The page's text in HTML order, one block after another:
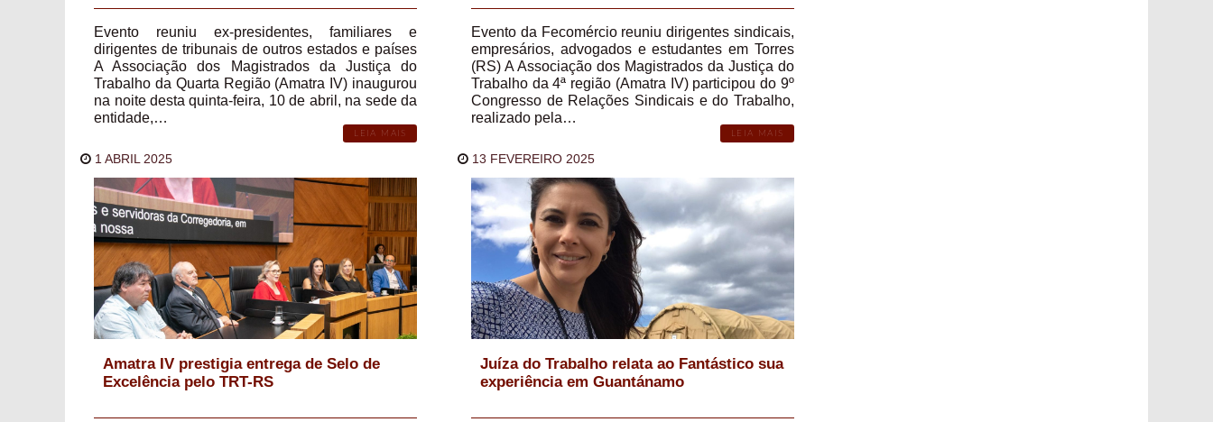
Evento reuniu ex-presidentes, familiares e
dirigentes de tribunais de outros estados e países
A Associação dos Magistrados da Justiça do
Trabalho da Quarta Região (Amatra IV) inaugurou
na noite desta quinta-feira, 10 de abril, na sede da
entidade,…
LEIA MAIS
Evento da Fecomércio reuniu dirigentes sindicais,
empresários, advogados e estudantes em Torres
(RS) A Associação dos Magistrados da Justiça do
Trabalho da 4ª região (Amatra IV) participou do 9º
Congresso de Relações Sindicais e do Trabalho,
realizado pela…
LEIA MAIS
1 ABRIL 2025
Amatra IV prestigia entrega de Selo de
Excelência pelo TRT-RS
13 FEVEREIRO 2025
Juíza do Trabalho relata ao Fantástico sua
experiência em Guantánamo